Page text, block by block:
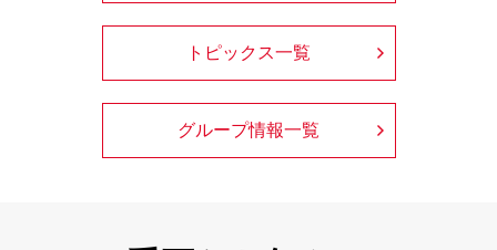
トピックス一覧
グループ情報一覧